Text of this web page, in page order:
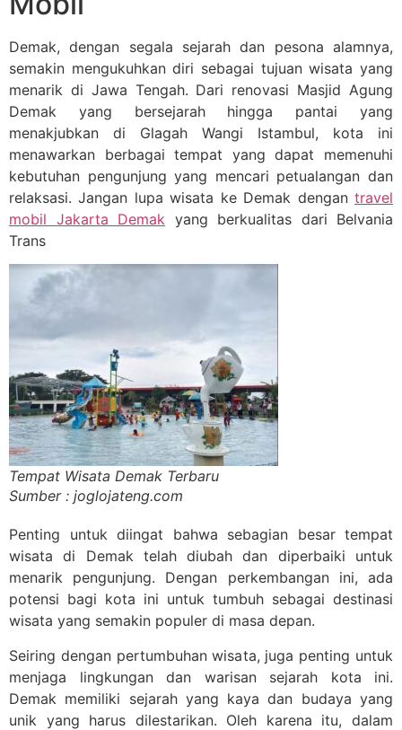
Demak, dengan segala sejarah dan pesona alamnya,
semakin mengukuhkan diri sebagai tujuan wisata yang
menarik di Jawa Tengah. Dari renovasi Masjid Agung
Demak yang bersejarah hingga pantai yang
menakjubkan di Glagah Wangi Istambul, kota ini
menawarkan berbagai tempat yang dapat memenuhi
kebutuhan pengunjung yang mencari petualangan dan
relaksasi. Jangan lupa wisata ke Demak dengan travel
mobil Jakarta Demak yang berkualitas dari Belvania
Trans
Tempat Wisata Demak Terbaru
Sumber : joglojateng.com
Penting untuk diingat bahwa sebagian besar tempat
wisata di Demak telah diubah dan diperbaiki untuk
menarik pengunjung. Dengan perkembangan ini, ada
potensi bagi kota ini untuk tumbuh sebagai destinasi
wisata yang semakin populer di masa depan.
Seiring dengan pertumbuhan wisata, juga penting untuk
menjaga lingkungan dan warisan sejarah kota ini.
Demak memiliki sejarah yang kaya dan budaya yang
unik yang harus dilestarikan. Oleh karena itu, dalam